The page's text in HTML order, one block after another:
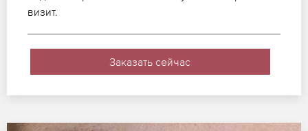
визит.
Заказать сейчас